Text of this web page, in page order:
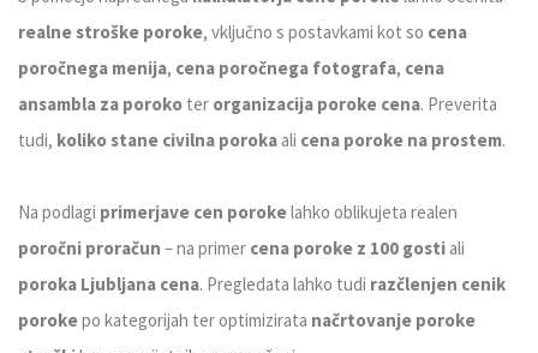
realne stroške poroke, vključno s postavkami kot so cena
poročnega menija, cena poročnega fotografa, cena
ansambla za poroko ter organizacija poroke cena. Preverita
tudi, koliko stane civilna poroka ali cena poroke na prostem.
Na podlagi primerjave cen porokelahko oblikujeta realen
poročni proračun – na primer cena poroke z 100 gosti ali
poroka Ljubljana cena. Pregledata lahko tudi razčlenjen cenik
porokepo kategorijah ter optimizirata načrtovanje poroke